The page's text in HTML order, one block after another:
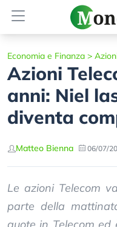
Economia e Finanza >
Azioni
anni: Niel
diventa
Matteo Bienna 06/07/
Le azioni Telecom
parte della